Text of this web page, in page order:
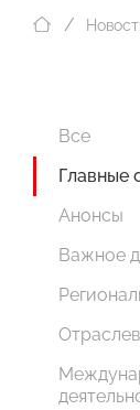
Все
Главные
Анонсы
Важное